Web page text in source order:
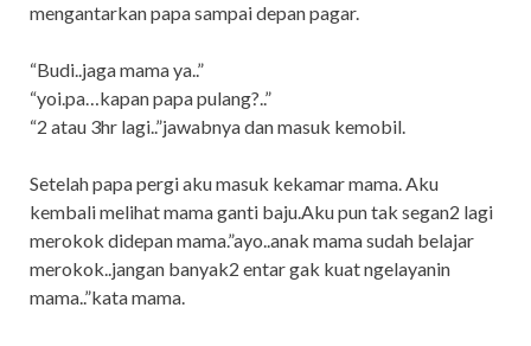
mengantarkan papa sampai depan pagar.
“Budi..jaga mama ya..”
“yoi.pa…kapan papa pulang?..”
“2 atau 3hr lagi..”jawabnya dan masuk kemobil.
Setelah papa pergi aku masuk kekamar mama. Aku
kembali melihat mama ganti baju.Aku pun tak segan2 lagi
merokok didepan mama.”ayo..anak mama sudah belajar
merokok..jangan banyak2 entar gak kuat ngelayanin
mama..”kata mama.